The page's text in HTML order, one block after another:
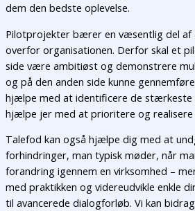
dem den bedste oplevelse.
Pilotprojekter bærer en væsentlig del af
overfor organisationen. Derfor skal et
side være ambitiøst og demonstrere
og på den anden side kunne
hjælpe med at identificere de
hjælpe jer med at prioritere og realisere
Talefod kan også hjælpe dig med at
forhindringer, man typisk møder, når
forandring igennem en virksomhed –
med praktikken og videreudvikle enkle
til avancerede dialogforløb. Vi kan